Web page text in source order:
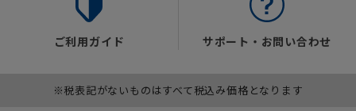
ご利用ガイド サポート・お問い合わせ
※税表記がないものはすべて税込み価格となります